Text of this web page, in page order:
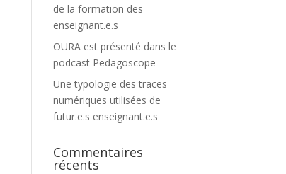
de la formation des
enseignant.e.s
OURA est présenté dans le
podcast Pedagoscope
Une typologie des traces
numériques utilisées de
futur.e.s enseignant.e.s
Commentaires
récents